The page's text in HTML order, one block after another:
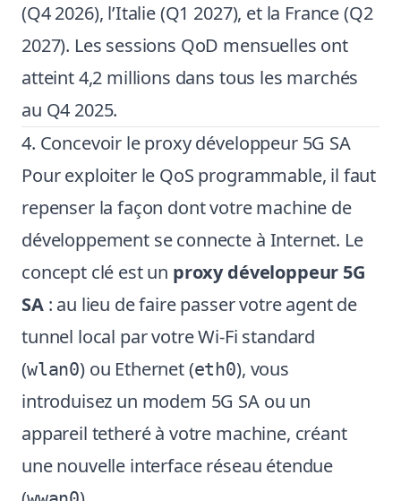
(Q4 2026), l’Italie (Q1 2027), et la France (Q2
2027). Les sessions QoD mensuelles ont
atteint 4,2 millions dans tous les marchés
au Q4 2025.
4. Concevoir le proxy développeur 5G SA
Pour exploiter le QoS programmable, il faut
repenser la façon dont votre machine de
développement se connecte à Internet. Le
concept clé est un proxy développeur 5G
SA: au lieu de faire passer votre agent de
tunnel local par votre Wi-Fi standard
(wlan0) ou Ethernet (eth0), vous
introduisez un modem 5G SA ou un
appareil tetheré à votre machine, créant
une nouvelle interface réseau étendue